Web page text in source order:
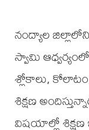
నంద్యాల
స్వామి
శ్లోకాలు,
శిక్షణ
విషయాల్లో శిక్షణ